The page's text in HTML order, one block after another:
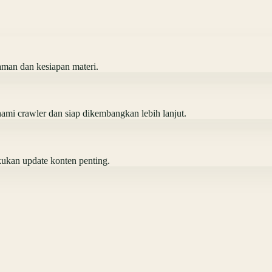
dan kesiapan materi.
crawler dan siap dikembangkan lebih lanjut.
update konten penting.